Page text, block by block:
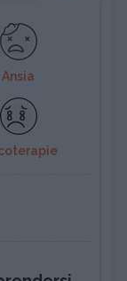
Ansia